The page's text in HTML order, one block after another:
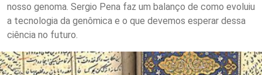
nosso genoma. Sergio Pena faz um balanço de como evoluiu
a tecnologia da genômica e o que devemos esperar dessa
ciência no futuro.